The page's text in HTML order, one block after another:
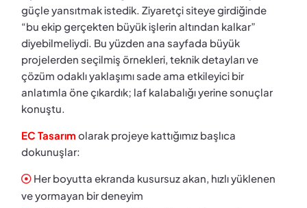
güçle yansıtmak istedik. Ziyaretçi siteye girdiğinde
“bu ekip gerçekten büyük işlerin altından kalkar”
diyebilmeliydi. Bu yüzden ana sayfada büyük
projelerden seçilmiş örnekleri, teknik detayları ve
çözüm odaklı yaklaşımı sade ama etkileyici bir
anlatımla öne çıkardık; laf kalabalığı yerine sonuçlar
konuştu.
EC Tasarımolarak projeye kattığımız başlıca
dokunuşlar:
Her boyutta ekranda kusursuz akan, hızlı yüklenen
ve yormayan bir deneyim